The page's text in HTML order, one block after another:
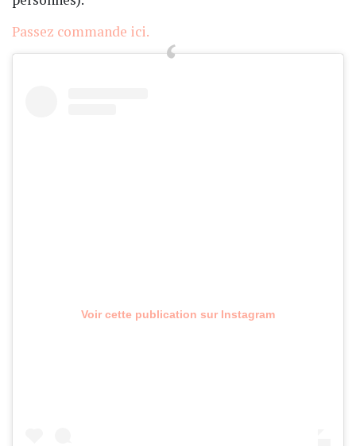
Passez commande ici.
Voir cette publication sur Instagram